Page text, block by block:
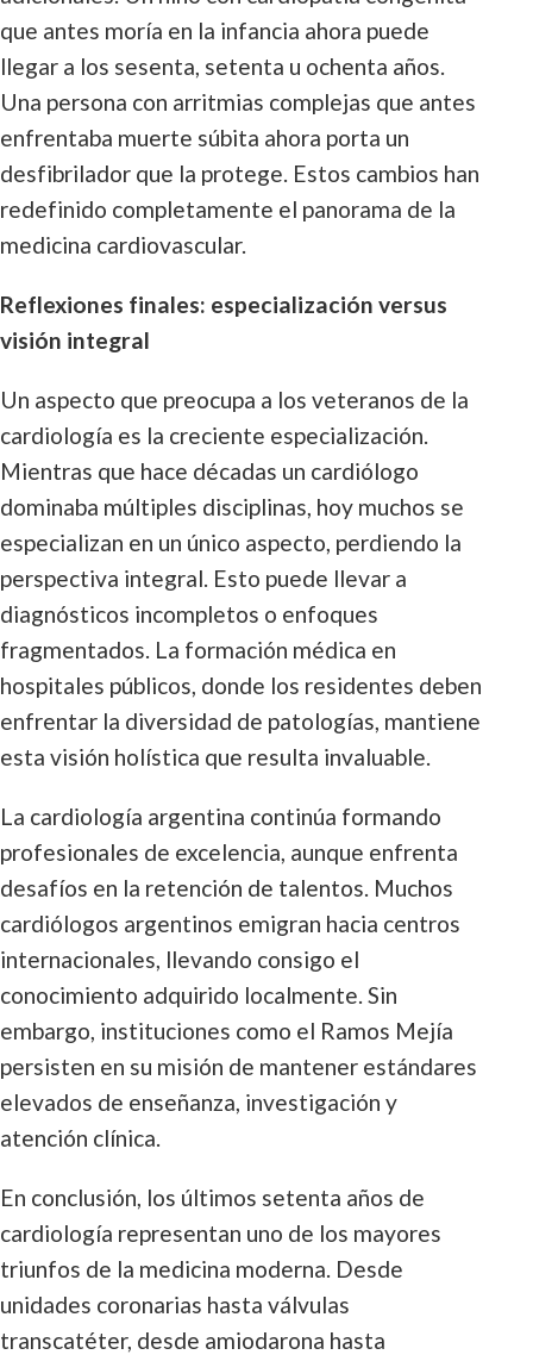
que antes moría en la infancia ahora puede
llegar a los sesenta, setenta u ochenta años.
Una persona con arritmias complejas que antes
enfrentaba muerte súbita ahora porta un
desfibrilador que la protege. Estos cambios han
redefinido completamente el panorama de la
medicina cardiovascular.
Reflexiones finales: especialización versus
visión integral
Un aspecto que preocupa a los veteranos de la
cardiología es la creciente especialización.
Mientras que hace décadas un cardiólogo
dominaba múltiples disciplinas, hoy muchos se
especializan en un único aspecto, perdiendo la
perspectiva integral. Esto puede llevar a
diagnósticos incompletos o enfoques
fragmentados. La formación médica en
hospitales públicos, donde los residentes deben
enfrentar la diversidad de patologías, mantiene
esta visión holística que resulta invaluable.
La cardiología argentina continúa formando
profesionales de excelencia, aunque enfrenta
desafíos en la retención de talentos. Muchos
cardiólogos argentinos emigran hacia centros
internacionales, llevando consigo el
conocimiento adquirido localmente. Sin
embargo, instituciones como el Ramos Mejía
persisten en su misión de mantener estándares
elevados de enseñanza, investigación y
atención clínica.
En conclusión, los últimos setenta años de
cardiología representan uno de los mayores
triunfos de la medicina moderna. Desde
unidades coronarias hasta válvulas
transcatéter, desde amiodarona hasta